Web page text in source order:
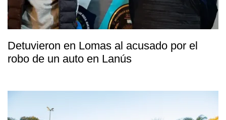
Detuvieron en Lomas al acusado por el
robo de un auto en Lanús